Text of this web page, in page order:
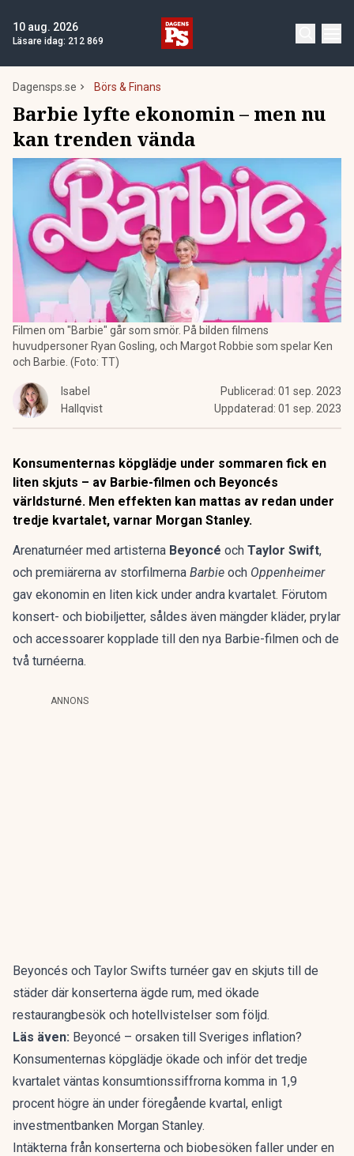
10 aug. 2026
Läsare idag: 212 869
Dagensps.se Börs & Finans
Barbie lyfte ekonomin – men nu
kan trenden vända
Filmen om "Barbie" går som smör. På bilden filmens
huvudpersoner Ryan Gosling, och Margot Robbie som spelar Ken
och Barbie. (Foto: TT)
Isabel
Hallqvist
Publicerad: 01 sep. 2023
Uppdaterad: 01 sep. 2023
Konsumenternas köpglädje under sommaren fick en
liten skjuts – av Barbie-filmen och Beyoncés
världsturné. Men effekten kan mattas av redan under
tredje kvartalet, varnar Morgan Stanley.
Arenaturnéer med artisterna Beyoncé och Taylor Swift,
och premiärerna av storfilmerna Barbie och Oppenheimer
gav ekonomin en liten kick under andra kvartalet. Förutom
konsert- och biobiljetter, såldes även mängder kläder, prylar
och accessoarer kopplade till den nya Barbie-filmen och de
två turnéerna.
ANNONS
Beyoncés och Taylor Swifts turnéer gav en skjuts till de
städer där konserterna ägde rum, med ökade
restaurangbesök och hotellvistelser som följd.
Läs även: Beyoncé – orsaken till Sveriges inflation?
Konsumenternas köpglädje ökade och inför det tredje
kvartalet väntas konsumtionssiffrorna komma in 1,9
procent högre än under föregående kvartal, enligt
investmentbanken Morgan Stanley.
Intäkterna från konserterna och biobesöken faller under en